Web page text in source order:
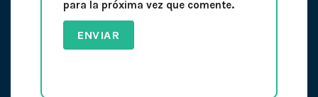
para la próxima vez que comente.